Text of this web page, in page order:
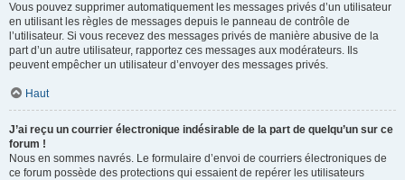
Vous pouvez supprimer automatiquement les messages privés d’un utilisateur
en utilisant les règles de messages depuis le panneau de contrôle de
l’utilisateur. Si vous recevez des messages privés de manière abusive de la
part d’un autre utilisateur, rapportez ces messages aux modérateurs. Ils
peuvent empêcher un utilisateur d’envoyer des messages privés.
Haut
J’ai reçu un courrier électronique indésirable de la part de quelqu’un sur ce
forum !
Nous en sommes navrés. Le formulaire d’envoi de courriers électroniques de
ce forum possède des protections qui essaient de repérer les utilisateurs